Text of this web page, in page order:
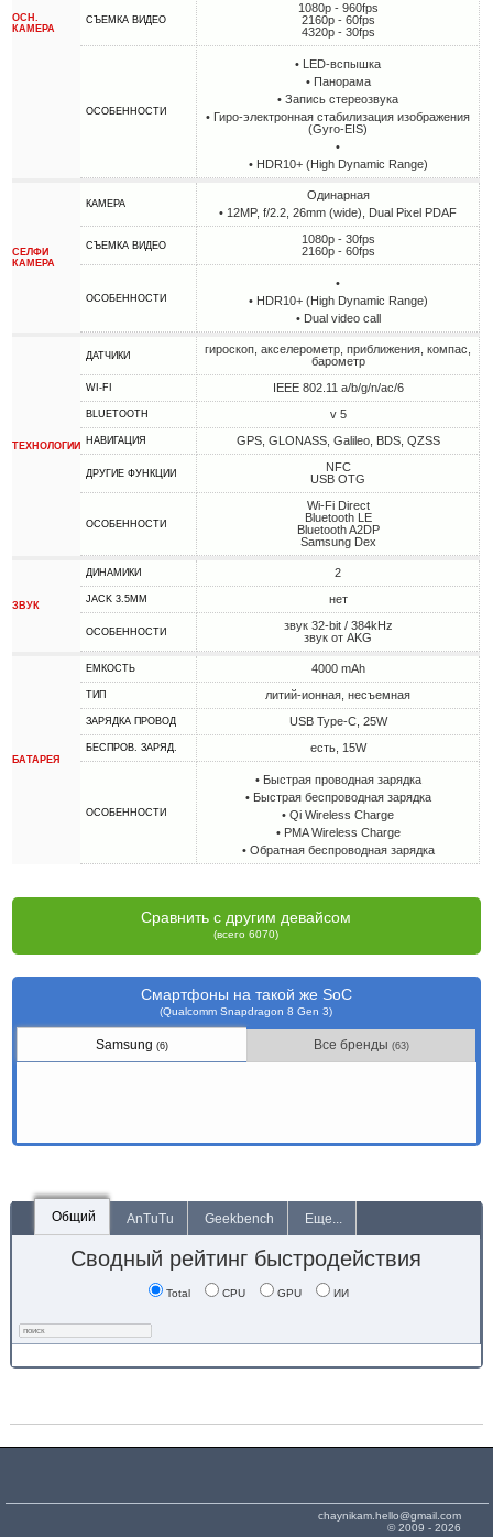
ОСН.
КАМЕРА
СЪЕМКА ВИДЕО
1080p - 960fps
2160p - 60fps
4320p - 30fps
ОСОБЕННОСТИ
• LED-вспышка
• Панорама
• Запись стереозвука
• Гиро-электронная стабилизация изображения
(Gyro-EIS)
•
• HDR10+ (High Dynamic Range)
СЕЛФИ
КАМЕРА
КАМЕРА
Одинарная
• 12MP, f/2.2, 26mm (wide), Dual Pixel PDAF
СЪЕМКА ВИДЕО
1080p - 30fps
2160p - 60fps
ОСОБЕННОСТИ
•
• HDR10+ (High Dynamic Range)
• Dual video call
ТЕХНОЛОГИИ
ДАТЧИКИ
гироскоп, акселерометр, приближения, компас,
барометр
WI-FI IEEE 802.11 a/b/g/n/ac/6
BLUETOOTH v 5
НАВИГАЦИЯ GPS, GLONASS, Galileo, BDS, QZSS
ДРУГИЕ ФУНКЦИИ
NFC
USB OTG
ОСОБЕННОСТИ
Wi-Fi Direct
Bluetooth LE
Bluetooth A2DP
Samsung Dex
ЗВУК
ДИНАМИКИ 2
JACK 3.5MM нет
ОСОБЕННОСТИ
звук 32-bit / 384kHz
звук от AKG
БАТАРЕЯ
ЕМКОСТЬ 4000 mAh
ТИП литий-ионная, несъемная
ЗАРЯДКА ПРОВОД USB Type-C, 25W
БЕСПРОВ. ЗАРЯД. есть, 15W
ОСОБЕННОСТИ
• Быстрая проводная зарядка
• Быстрая беспроводная зарядка
• Qi Wireless Charge
• PMA Wireless Charge
• Обратная беспроводная зарядка
Сравнить с другим девайсом
(всего 6070)
Смартфоны на такой же SoC
(Qualcomm Snapdragon 8 Gen 3)
Samsung(6) Все бренды(63)
Общий AnTuTu Geekbench Еще...
Сводный рейтинг быстродействия
Total CPU GPU ИИ
chaynikam.hello@gmail.com
© 2009 - 2026